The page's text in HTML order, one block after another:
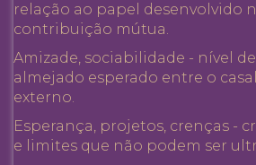
relação ao papel desenvolvido
contribuição mútua.
Amizade, sociabilidade - nível
almejado esperado entre o
externo.
Esperança, projetos, crenças -
e limites que não podem ser